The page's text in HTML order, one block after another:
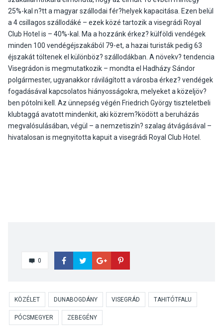
25%-kal n?tt a magyar szállodai fér?helyek kapacitása. Ezen belül
a 4 csillagos szállodáké – ezek közé tartozik a visegrádi Royal
Club Hotel is – 40%-kal. Ma a hozzánk érkez? külföldi vendégek
minden 100 vendégéjszakából 79-et, a hazai turisták pedig 63
éjszakát töltenek el különböz? szállodákban. A növekv? tendencia
Visegrádon is megmutatkozik – mondta el Hadházy Sándor
polgármester, ugyanakkor rávilágított a városba érkez? vendégek
fogadásával kapcsolatos hiányosságokra, melyeket a közeljöv?
ben pótolni kell. Az ünnepség végén Friedrich György tiszteletbeli
klubtaggá avatott mindenkit, aki közrem?ködött a beruházás
megvalósulásában, végül – a nemzetiszín? szalag átvágásával –
hivatalosan is megnyitotta kapuit a visegrádi Royal Club Hotel.
0
KÖZÉLET DUNABOGDÁNY VISEGRÁD TAHITÓTFALU
PÓCSMEGYER ZEBEGÉNY